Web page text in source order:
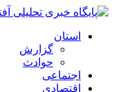
استان
گزارش
حوادث
اجتماعی
اقتصادی